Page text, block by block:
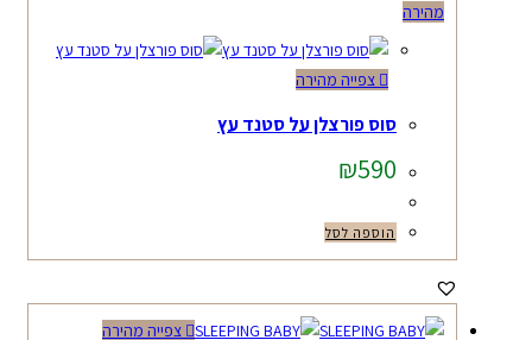
מהירה
צפייה מהירה
סוס פורצלן על סטנד עץ
₪590
הוספה לסל
צפייה מהירה